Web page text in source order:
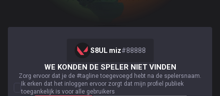
S8UL miz#88888
WE KONDEN DE SPELER NIET VINDEN
Zorg ervoor dat je de #tagline toegevoegd hebt na de spelersnaam.
Ik erken dat het inloggen ervoor zorgt dat mijn profiel publiek
toegankelijk is voor alle gebruikers